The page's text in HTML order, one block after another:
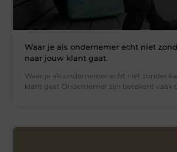
Waar je als ondernemer echt niet
naar jouw klant gaat
Waar je als ondernemer echt niet zonder
klant gaat Ondernemer zijn betekent vaak